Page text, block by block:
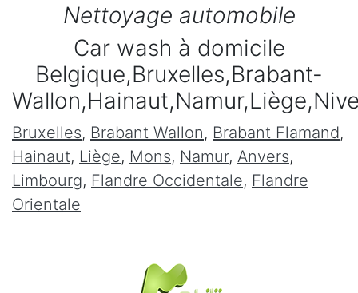
Nettoyage automobile
Car wash à domicile
Belgique,Bruxelles,Brabant-
Bruxelles, Brabant Wallon, Brabant Flamand,
Hainaut, Liège, Mons, Namur, Anvers,
Limbourg, Flandre Occidentale, Flandre
Orientale